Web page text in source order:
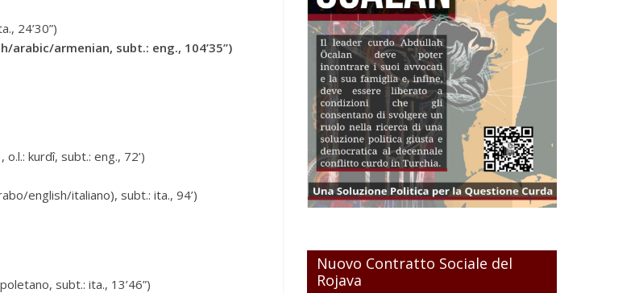
24’30”)
arabic/armenian, subt.: eng., 104’35”)
kurdî, subt.: eng., 72’)
english/italiano), subt.: ita., 94’)
subt.: ita., 13’46”)
Nuovo Contratto Sociale del
Rojava